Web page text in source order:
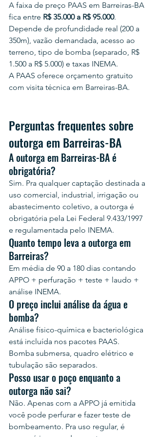
A faixa de preço PAAS em Barreiras-BA
fica entre R$ 35.000 a R$ 95.000.
Depende de profundidade real (200 a
350m), vazão demandada, acesso ao
terreno, tipo de bomba (separado, R$
1.500 a R$ 5.000) e taxas INEMA.
A PAAS oferece orçamento gratuito
com visita técnica em Barreiras-BA.
Perguntas frequentes sobre
outorga em Barreiras-BA
A outorga em Barreiras-BA é
obrigatória?
Sim. Pra qualquer captação destinada a
uso comercial, industrial, irrigação ou
abastecimento coletivo, a outorga é
obrigatória pela Lei Federal 9.433/1997
e regulamentada pelo INEMA.
Quanto tempo leva a outorga em
Barreiras?
Em média de 90 a 180 dias contando
APPO + perfuração + teste + laudo +
análise INEMA.
O preço inclui análise da água e
bomba?
Análise físico-química e bacteriológica
está incluída nos pacotes PAAS.
Bomba submersa, quadro elétrico e
tubulação são separados.
Posso usar o poço enquanto a
outorga não sai?
Não. Apenas com a APPO já emitida
você pode perfurar e fazer teste de
bombeamento. Pra uso regular, é